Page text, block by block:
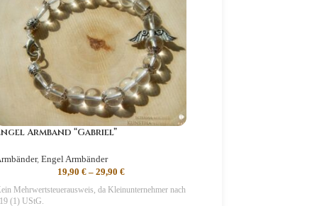
Armband “Gabriel”
, Engel Armbänder
19,90 €– 29,90 €
Mehrwertsteuerausweis, da Kleinunternehmer nach
(1) UStG.